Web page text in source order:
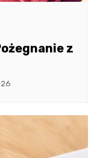
z